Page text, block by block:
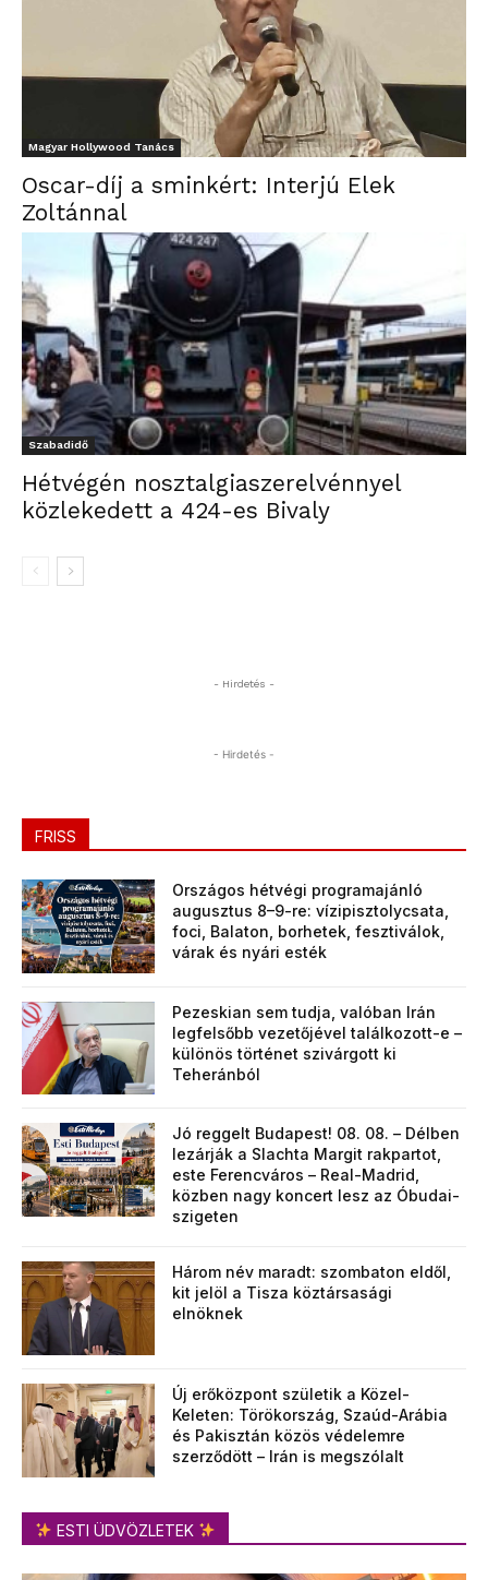
Magyar Hollywood Tanács
Oscar-díj a sminkért: Interjú Elek
Zoltánnal
Szabadidő
Hétvégén nosztalgiaszerelvénnyel
közlekedett a 424-es Bivaly
- Hirdetés -
- Hirdetés -
FRISS
Országos hétvégi programajánló
augusztus 8–9-re: vízipisztolycsata,
foci, Balaton, borhetek, fesztiválok,
várak és nyári esték
Pezeskian sem tudja, valóban Irán
legfelsőbb vezetőjével találkozott-e –
különös történet szivárgott ki
Teheránból
Jó reggelt Budapest! 08. 08. – Délben
lezárják a Slachta Margit rakpartot,
este Ferencváros – Real-Madrid,
közben nagy koncert lesz az Óbudai-
szigeten
Három név maradt: szombaton eldől,
kit jelöl a Tisza köztársasági
elnöknek
Új erőközpont születik a Közel-
Keleten: Törökország, Szaúd-Arábia
és Pakisztán közös védelemre
szerződött – Irán is megszólalt
ESTI ÜDVÖZLETEK